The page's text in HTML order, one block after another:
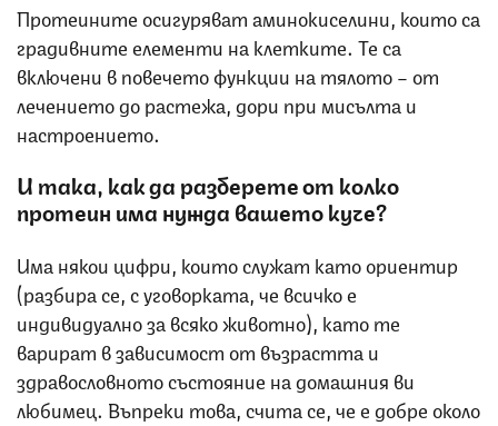
Протеините осигуряват аминокиселини, които са
градивните елементи на клетките. Те са
включени в повечето функции на тялото – от
лечението до растежа, дори при мисълта и
настроението.
И така, как да разберете от колко
протеин има нужда вашето куче?
Има някои цифри, които служат като ориентир
(разбира се, с уговорката, че всичко е
индивидуално за всяко животно), като те
варират в зависимост от възрастта и
здравословното състояние на домашния ви
любимец. Въпреки това, счита се, че е добре около